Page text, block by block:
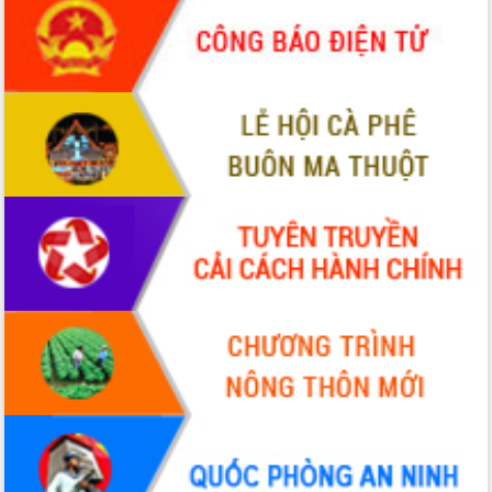
trưởng đạt 5,86% trong năm 2026
UBND tỉnh Đắk Lắk triển khai công tác
quốc phòng, quân sự địa phương năm
2026
Đắk Lắk tập trung toàn lực khắc phục
tồn tại IUU, sẵn sàng làm việc với
Đoàn thanh tra EC
Chủ tịch UBND tỉnh Tạ Anh Tuấn thăm,
chúc mừng các bệnh viện nhân Ngày
Thầy thuốc Việt Nam
Rộn ràng lễ hội truyền thống Sông
nước Đà Nông lần thứ I năm 2026
Kỳ họp Chuyên đề lần thứ Năm, HĐND
tỉnh Đắk Lắk thông qua các nghị quyết
quan trọng
Thống nhất danh sách giới thiệu ứng
cử đại biểu Quốc hội khoá XVI và đại
biểu HĐND tỉnh Đắk Lắk, nhiệm kỳ
2026-2031
Phát động hai phong trào thi đua quan